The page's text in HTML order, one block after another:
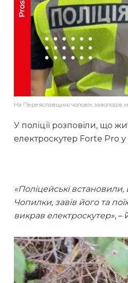
На Переяславщині чоловік заволодів
У поліції розповіли, що
електроскутер Forte Pro
«Поліцейські
Чопилки, завів його та
викрав електроскутер», –